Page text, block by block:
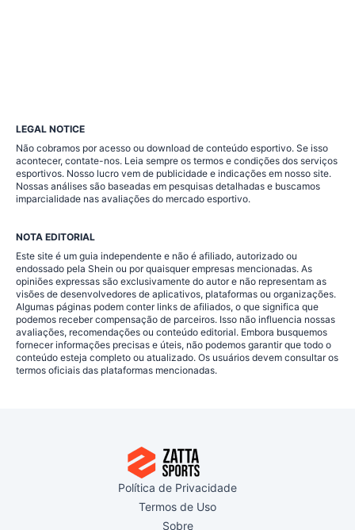
LEGAL NOTICE
Não cobramos por acesso ou download de conteúdo esportivo. Se isso
acontecer, contate-nos. Leia sempre os termos e condições dos serviços
esportivos. Nosso lucro vem de publicidade e indicações em nosso site.
Nossas análises são baseadas em pesquisas detalhadas e buscamos
imparcialidade nas avaliações do mercado esportivo.
NOTA EDITORIAL
Este site é um guia independente e não é afiliado, autorizado ou
endossado pela Shein ou por quaisquer empresas mencionadas. As
opiniões expressas são exclusivamente do autor e não representam as
visões de desenvolvedores de aplicativos, plataformas ou organizações.
Algumas páginas podem conter links de afiliados, o que significa que
podemos receber compensação de parceiros. Isso não influencia nossas
avaliações, recomendações ou conteúdo editorial. Embora busquemos
fornecer informações precisas e úteis, não podemos garantir que todo o
conteúdo esteja completo ou atualizado. Os usuários devem consultar os
termos oficiais das plataformas mencionadas.
Política de Privacidade
Termos de Uso
Sobre